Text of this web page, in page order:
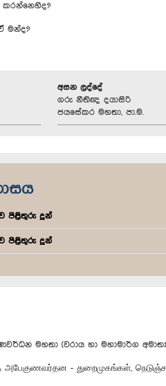
මන්ද?
අසන ලද්දේ
ගරු නීතිඥ දයාසිරි
ජයසේකර මහතා, පා.ම.
පිළිතුරු දුන්
පිළිතුරු දුන්
මහතා (වරාය හා මහාමාර්ග
அபேகுணவர்தன - துறைமுகங்கள்,